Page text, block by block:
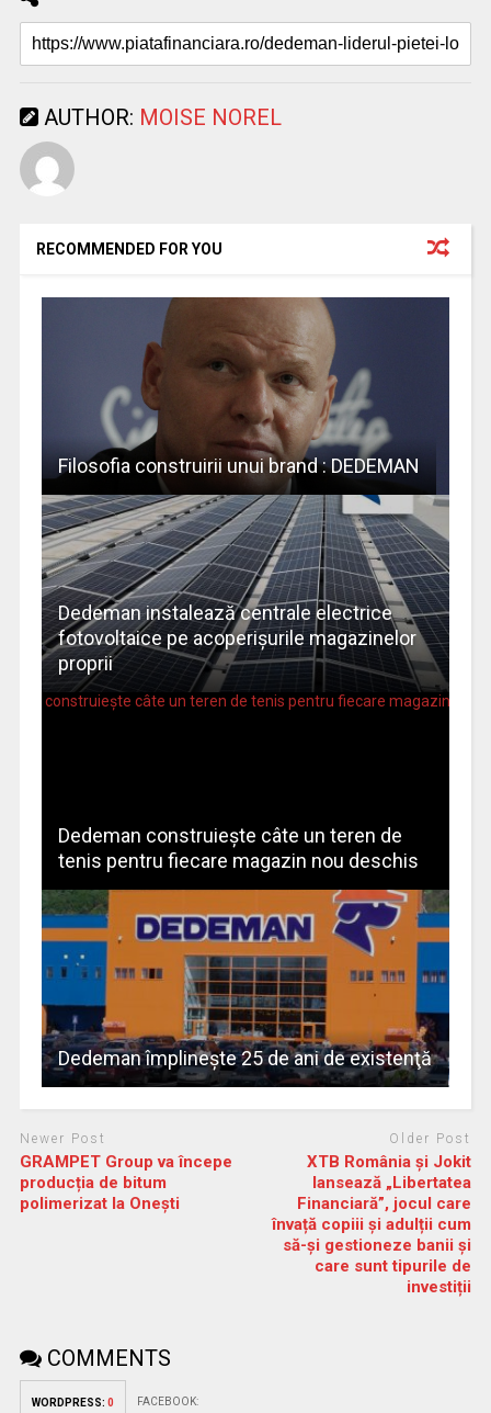
AUTHOR: MOISE NOREL
RECOMMENDED FOR YOU
Filosofia construirii unui brand : DEDEMAN
Dedeman instalează centrale electrice
fotovoltaice pe acoperișurile magazinelor
proprii
Dedeman construieşte câte un teren de
tenis pentru fiecare magazin nou deschis
Dedeman împlineşte 25 de ani de existenţă
Newer Post
GRAMPET Group va începe
producția de bitum
polimerizat la Onești
Older Post
XTB România și Jokit
lansează „Libertatea
Financiară”, jocul care
învață copiii și adulții cum
să-și gestioneze banii și
care sunt tipurile de
investiții
COMMENTS
WORDPRESS: 0 FACEBOOK: